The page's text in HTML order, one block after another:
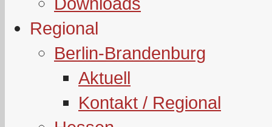
Regional
Berlin-Brandenburg
Aktuell
Kontakt / Regional